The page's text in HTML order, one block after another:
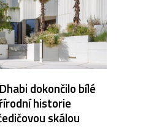
dokončilo bílé
historie
skálou